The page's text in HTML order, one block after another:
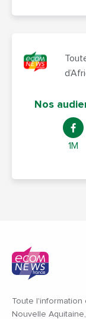
Nos
1M
Toute l'information
Nouvelle